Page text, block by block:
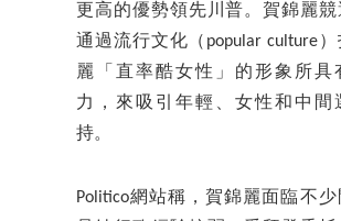
更高的優勢領先川普。賀錦麗競
通過流行文化（popular culture
麗「直率酷女性」的形象所具
力，來吸引年輕、女性和中間
持。
Politico網站稱，賀錦麗面臨不